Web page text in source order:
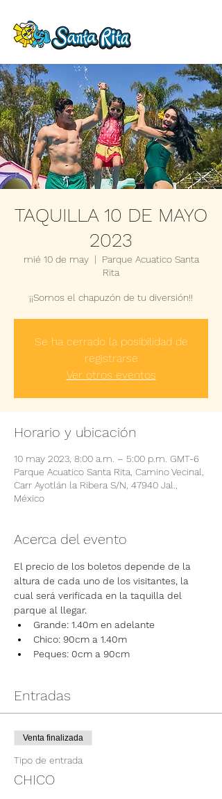
TAQUILLA 10 DE MAYO
2023
mié 10 de may
  |
Parque Acuatico Santa
Rita
¡¡Somos el chapuzón de tu diversión!!
Se ha cerrado la posibilidad de
registrarse
Ver otros eventos
Horario y ubicación
10 may 2023, 8:00 a.m. – 5:00 p.m. GMT-6
Parque Acuatico Santa Rita, Camino Vecinal,
Carr Ayotlán la Ribera S/N, 47940 Jal.,
México
Acerca del evento
El precio de los boletos depende de la
altura de cada uno de los visitantes, la
cual será verificada en la taquilla del
parque al llegar.
Grande: 1.40m en adelante
Chico: 90cm a 1.40m
Peques: 0cm a 90cm
Entradas
Venta finalizada
Tipo de entrada
CHICO